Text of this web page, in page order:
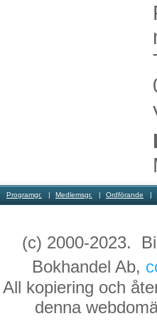
Programgr. Medlemsgr. Ordförande
(c) 2000-2023.
Bokhandel Ab,
All kopiering och
denna